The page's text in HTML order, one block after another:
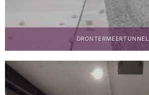
DRONTERMEERTUNNEL